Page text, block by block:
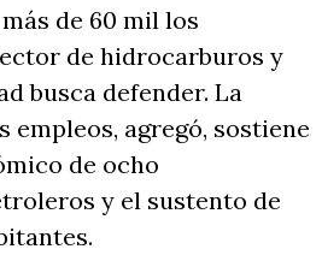
de 60 mil los
de hidrocarburos y
busca defender. La
empleos, agregó, sostiene
de ocho
y el sustento de